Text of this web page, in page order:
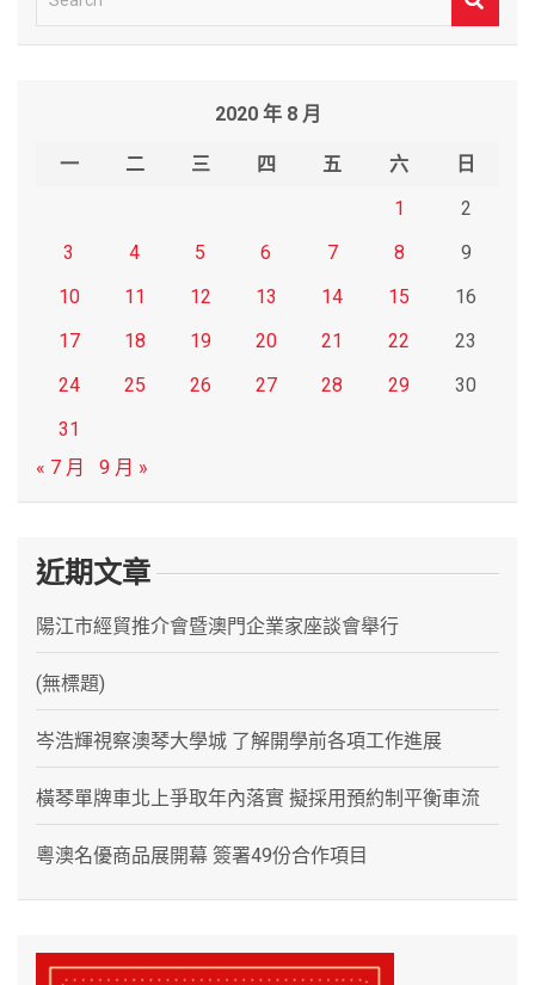
e
2020 年 8 月
一 二 三 四 五 六
日
1
2
3
4 5 6 7 8
9
10
11 12 13 14 15
16
17
18 19 20 21 22
23
24
25 26 27 28 29
30
31
« 7 月
9 月 »
近期文章
陽江市經貿推介會暨澳門企業家座談會舉行
(無標題)
岑浩輝視察澳琴大學城 了解開學前各項工作進展
橫琴單牌車北上爭取年內落實 擬採用預約制平衡車流
粵澳名優商品展開幕 簽署49份合作項目